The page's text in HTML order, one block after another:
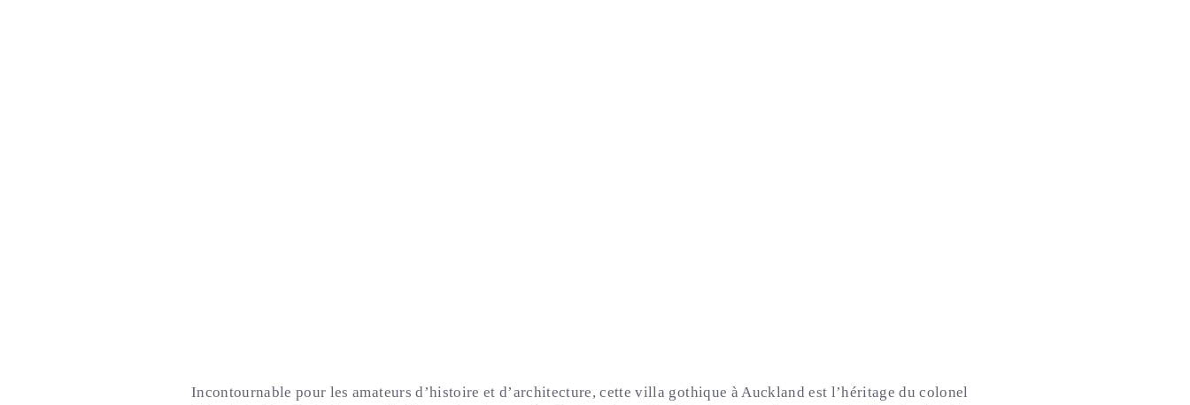
Incontournable pour les amateurs d’histoire et d’architecture, cette villa gothique à Auckland est l’héritage du colonel